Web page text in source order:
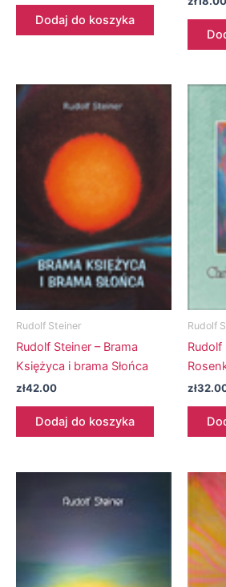
Dodaj do koszyka
Rudolf Steiner
Rudolf Steiner – Brama
Księżyca i brama Słońca
zł42.00
Dodaj do koszyka
Rudolf
Rudolf
zł